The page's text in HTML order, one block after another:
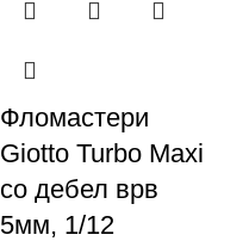
Фломастери
Giotto Turbo Maxi
со дебел врв
5мм, 1/12